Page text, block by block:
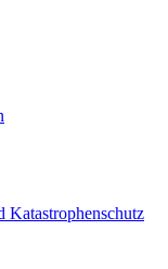
Katastrophenschutz